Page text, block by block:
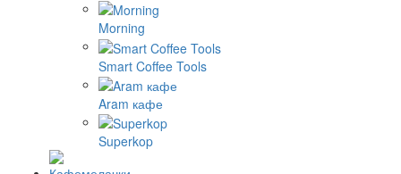
Morning
Smart Coffee Tools
Aram кафе
Superkop